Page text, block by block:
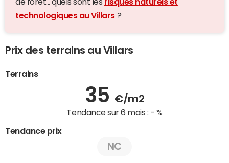
de forêt... quels sont les risques naturels et
technologiques au Villars ?
Prix des terrains au Villars
Terrains
35 €/m2
Tendance sur 6 mois : - %
Tendance prix
NC